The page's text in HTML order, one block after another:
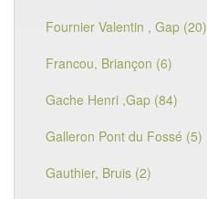
Fournier Valentin , Gap (20)
Francou, Briançon (6)
Gache Henri ,Gap (84)
Galleron Pont du Fossé (5)
Gauthier, Bruis (2)